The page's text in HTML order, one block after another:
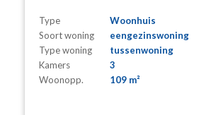
Type
Woonhuis
Soort woning
eengezinswoning
Type woning
tussenwoning
Kamers
3
Woonopp.
109 m²